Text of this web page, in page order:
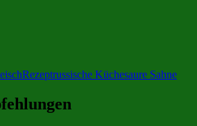
Rezeptrussische Küchesaure Sahne